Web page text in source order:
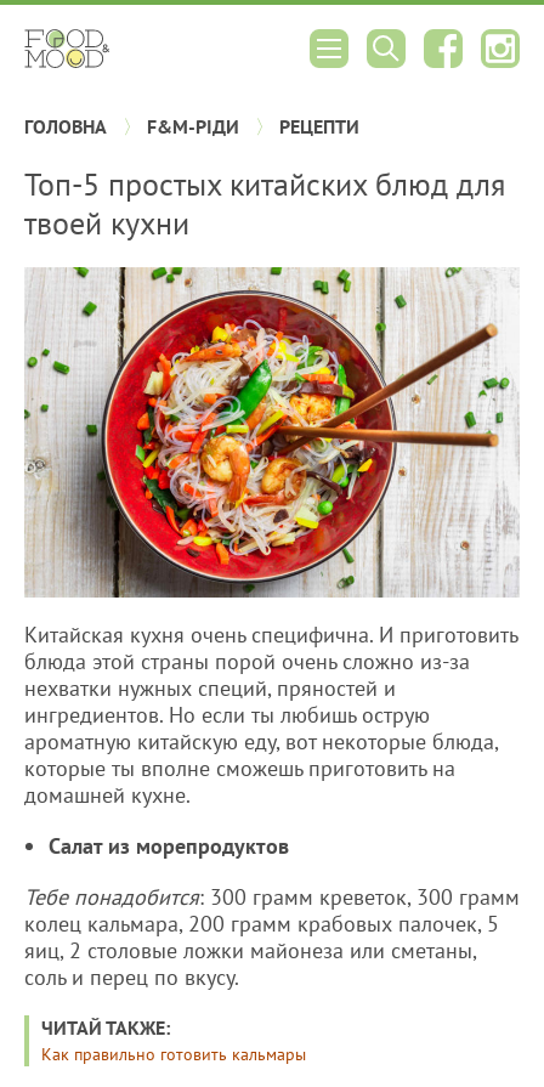
ГОЛОВНА F&M-РІДИ РЕЦЕПТИ
Топ-5 простых китайских блюд для
твоей кухни
Китайская кухня очень специфична. И приготовить
блюда этой страны порой очень сложно из-за
нехватки нужных специй, пряностей и
ингредиентов. Но если ты любишь острую
ароматную китайскую еду, вот некоторые блюда,
которые ты вполне сможешь приготовить на
домашней кухне.
Салат из морепродуктов
Тебе понадобится: 300 грамм креветок, 300 грамм
колец кальмара, 200 грамм крабовых палочек, 5
яиц, 2 столовые ложки майонеза или сметаны,
соль и перец по вкусу.
ЧИТАЙ ТАКЖЕ:
Как правильно готовить кальмары